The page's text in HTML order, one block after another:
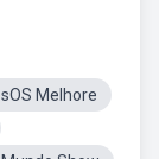
Melhore